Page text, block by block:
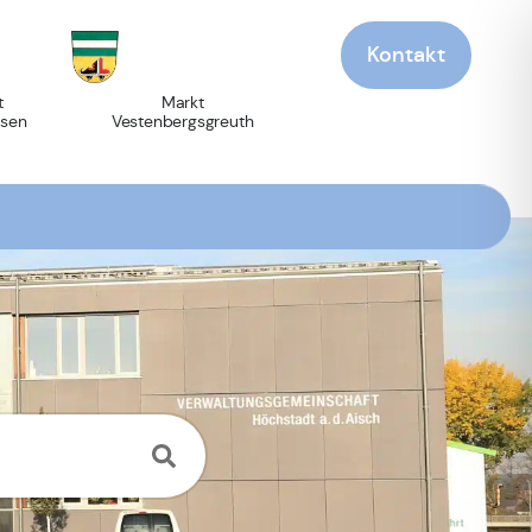
Markt
Vestenbergsgreuth
Kontakt